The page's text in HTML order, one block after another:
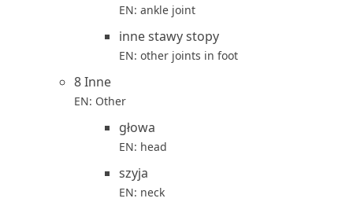
EN: ankle joint
inne stawy stopy
EN: other joints in foot
8 Inne
EN: Other
głowa
EN: head
szyja
EN: neck